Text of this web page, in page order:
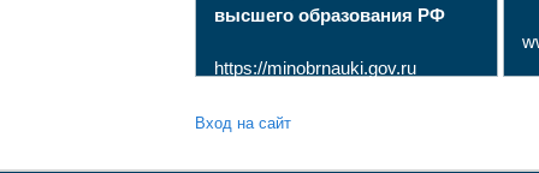
высшего образования РФ
https://minobrnauki.gov.ru
Вход на сайт